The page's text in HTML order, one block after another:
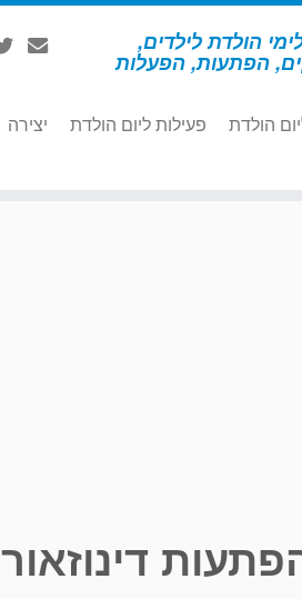
הולדת לילדים,
הפתעות, הפעלות
הולדת פעילות ליום הולדת יצירה
דינוזאור